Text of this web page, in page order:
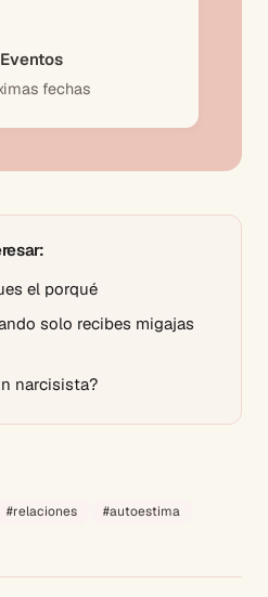
fechas
el porqué
solo recibes migajas
narcisista?
#relaciones #autoestima